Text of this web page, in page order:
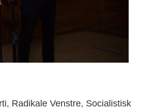
Radikale Venstre, Socialistisk